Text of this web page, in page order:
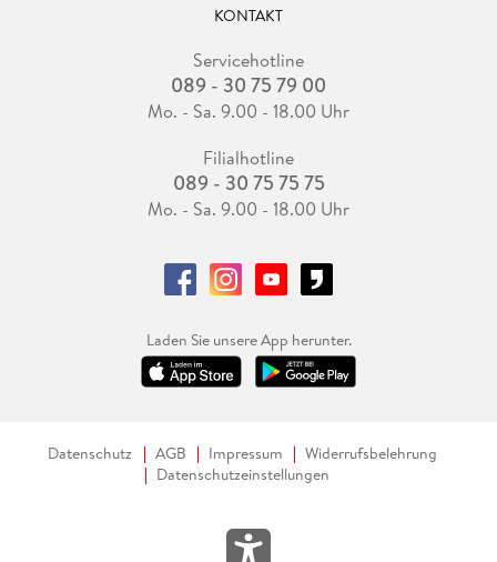
KONTAKT
Servicehotline
089 - 30 75 79 00
Mo. - Sa. 9.00 - 18.00 Uhr
Filialhotline
089 - 30 75 75 75
Mo. - Sa. 9.00 - 18.00 Uhr
Laden Sie unsere App herunter.
Datenschutz AGB Impressum
Widerrufsbelehrung
Datenschutzeinstellungen